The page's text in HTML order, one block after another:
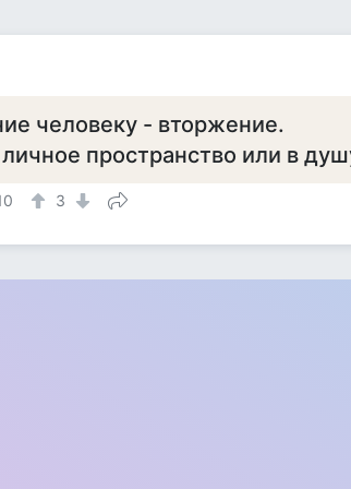
человеку - вторжение.
пространство или в
3